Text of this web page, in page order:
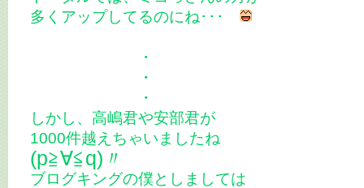
多くアップしてるのにね･･･
・
・
・
しかし、高嶋君や安部君が
1000件越えちゃいましたね
(p≧∀≦q)〃
ブログキングの僕としましては